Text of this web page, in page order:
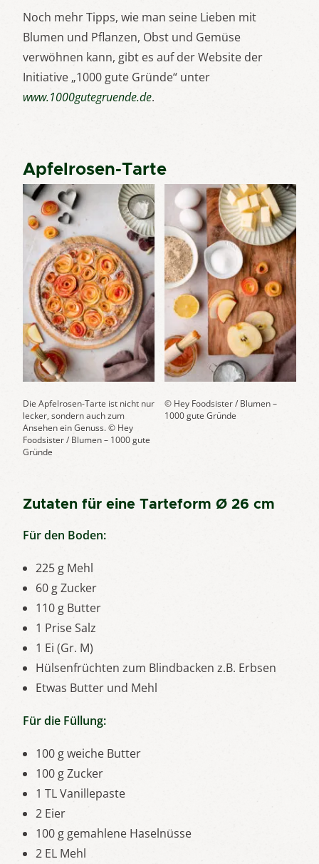
Noch mehr Tipps, wie man seine Lieben mit
Blumen und Pflanzen, Obst und Gemüse
verwöhnen kann, gibt es auf der Website der
Initiative „1000 gute Gründe“ unter
www.1000gutegruende.de.
Apfelrosen-Tarte
Die Apfelrosen-Tarte ist nicht nur
lecker, sondern auch zum
Ansehen ein Genuss. © Hey
Foodsister / Blumen – 1000 gute
Gründe
© Hey Foodsister / Blumen –
1000 gute Gründe
Zutaten für eine Tarteform Ø 26 cm
Für den Boden:
225 g Mehl
60 g Zucker
110 g Butter
1 Prise Salz
1 Ei (Gr. M)
Hülsenfrüchten zum Blindbacken z.B. Erbsen
Etwas Butter und Mehl
Für die Füllung:
100 g weiche Butter
100 g Zucker
1 TL Vanillepaste
2 Eier
100 g gemahlene Haselnüsse
2 EL Mehl